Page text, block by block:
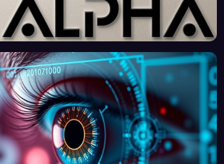
Nouv
eau
Front
contr
e le
Palud
isme
en
Afriq
Enjeu
x et
Prom
esses
, au-
delà
de
Bang
ui
Redé
finiss
ent
l’Effi
cacit
é de
l’IA